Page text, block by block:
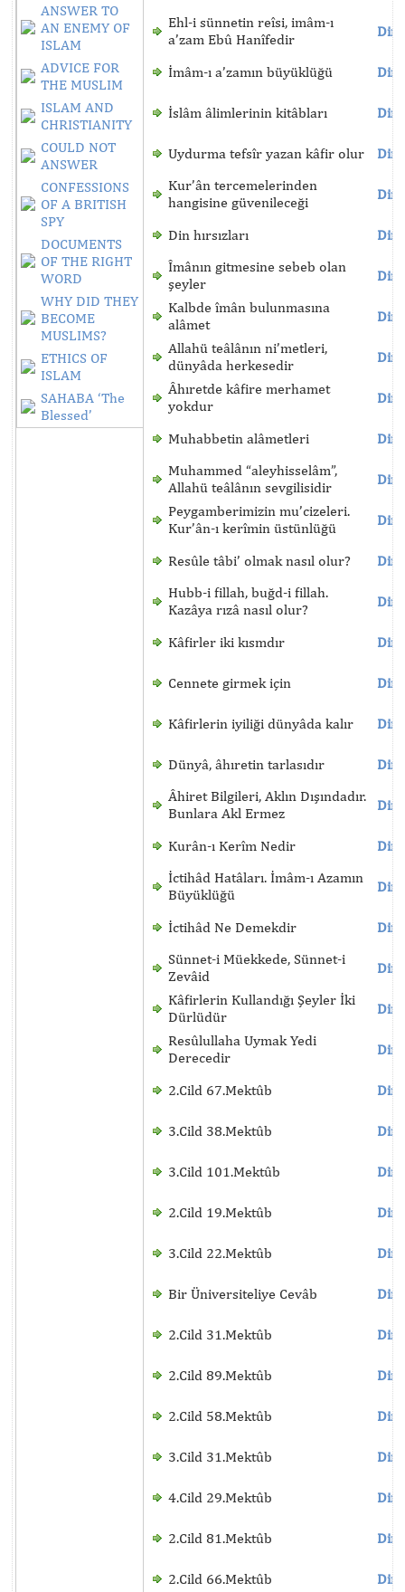
ANSWER TO
AN ENEMY OF
ISLAM
ADVICE FOR
THE MUSLIM
ISLAM AND
CHRISTIANITY
COULD NOT
ANSWER
CONFESSIONS
OF A BRITISH
SPY
DOCUMENTS
OF THE RIGHT
WORD
WHY DID THEY
BECOME
MUSLIMS?
ETHICS OF
ISLAM
SAHABA ‘The
Blessed’
Ehl-i sünnetin reîsi, imâm-ı
a’zam Ebû Hanîfedir
İmâm-ı a’zamın büyüklüğü
İslâm âlimlerinin kitâbları
Uydurma tefsîr yazan kâfir olur
Kur’ân tercemelerinden
hangisine güvenileceği
Din hırsızları
Îmânın gitmesine sebeb olan
şeyler
Kalbde îmân bulunmasına
alâmet
Allahü teâlânın ni’metleri,
dünyâda herkesedir
Âhıretde kâfire merhamet
yokdur
Muhabbetin alâmetleri
Muhammed “aleyhisselâm”,
Allahü teâlânın sevgilisidir
Peygamberimizin mu’cizeleri.
Kur’ân-ı kerîmin üstünlüğü
Resûle tâbi’ olmak nasıl olur?
Hubb-i fillah, buğd-i fillah.
Kazâya rızâ nasıl olur?
Kâfirler iki kısmdır
Cennete girmek için
Kâfirlerin iyiliği dünyâda kalır
Dünyâ, âhıretin tarlasıdır
Âhiret Bilgileri, Aklın Dışındadır.
Bunlara Akl Ermez
Kurân-ı Kerîm Nedir
İctihâd Hatâları. İmâm-ı Azamın
Büyüklüğü
İctihâd Ne Demekdir
Sünnet-i Müekkede, Sünnet-i
Zevâid
Kâfirlerin Kullandığı Şeyler İki
Dürlüdür
Resûlullaha Uymak Yedi
Derecedir
2.Cild 67.Mektûb
3.Cild 38.Mektûb
3.Cild 101.Mektûb
2.Cild 19.Mektûb
3.Cild 22.Mektûb
Bir Üniversiteliye Cevâb
2.Cild 31.Mektûb
2.Cild 89.Mektûb
2.Cild 58.Mektûb
3.Cild 31.Mektûb
4.Cild 29.Mektûb
2.Cild 81.Mektûb
2.Cild 66.Mektûb